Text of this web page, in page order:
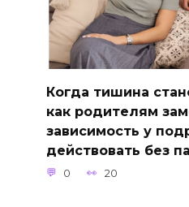
Когда тишина
как родителям
зависимость у
действовать без
0 20